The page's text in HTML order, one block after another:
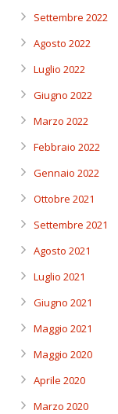
Settembre 2022
Agosto 2022
Luglio 2022
Giugno 2022
Marzo 2022
Febbraio 2022
Gennaio 2022
Ottobre 2021
Settembre 2021
Agosto 2021
Luglio 2021
Giugno 2021
Maggio 2021
Maggio 2020
Aprile 2020
Marzo 2020